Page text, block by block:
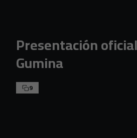
Presentación
Gumina
9